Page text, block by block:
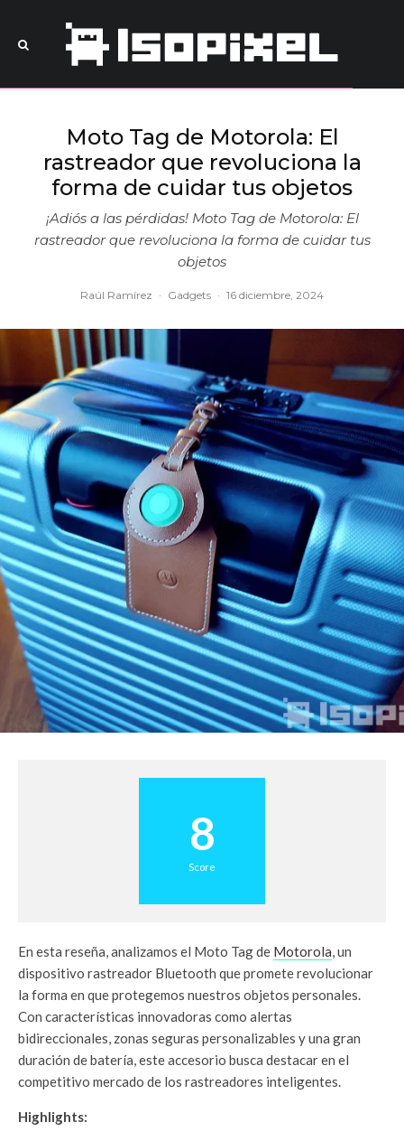
Moto Tag de Motorola: El
rastreador que revoluciona la
forma de cuidar tus objetos
¡Adiós a las pérdidas! Moto Tag de Motorola: El
rastreador que revoluciona la forma de cuidar tus
objetos
Raúl Ramírez · Gadgets · 16 diciembre, 2024
8
Score
En esta reseña, analizamos el Moto Tag de Motorola, un
dispositivo rastreador Bluetooth que promete revolucionar
la forma en que protegemos nuestros objetos personales.
Con características innovadoras como alertas
bidireccionales, zonas seguras personalizables y una gran
duración de batería, este accesorio busca destacar en el
competitivo mercado de los rastreadores inteligentes.
Highlights: